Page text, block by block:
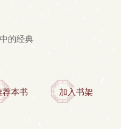
的经典
荐本书 加入书架